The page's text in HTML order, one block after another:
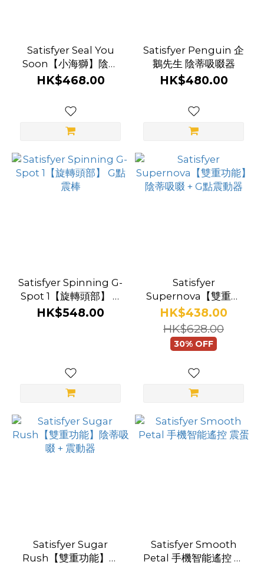
Satisfyer Seal You
Soon【小海獅】陰蒂
吸啜 + 震動器
HK$468.00
Satisfyer Penguin 企
鵝先生 陰蒂吸啜器
HK$480.00
Satisfyer Spinning G-
Spot 1【旋轉頭部】 G
點震棒
HK$548.00
Satisfyer
Supernova【雙重功
能】陰蒂吸啜 + G點震
動器
HK$438.00
HK$628.00
30% OFF
Satisfyer Sugar
Rush【雙重功能】陰
Satisfyer Smooth
Petal 手機智能遙控 震